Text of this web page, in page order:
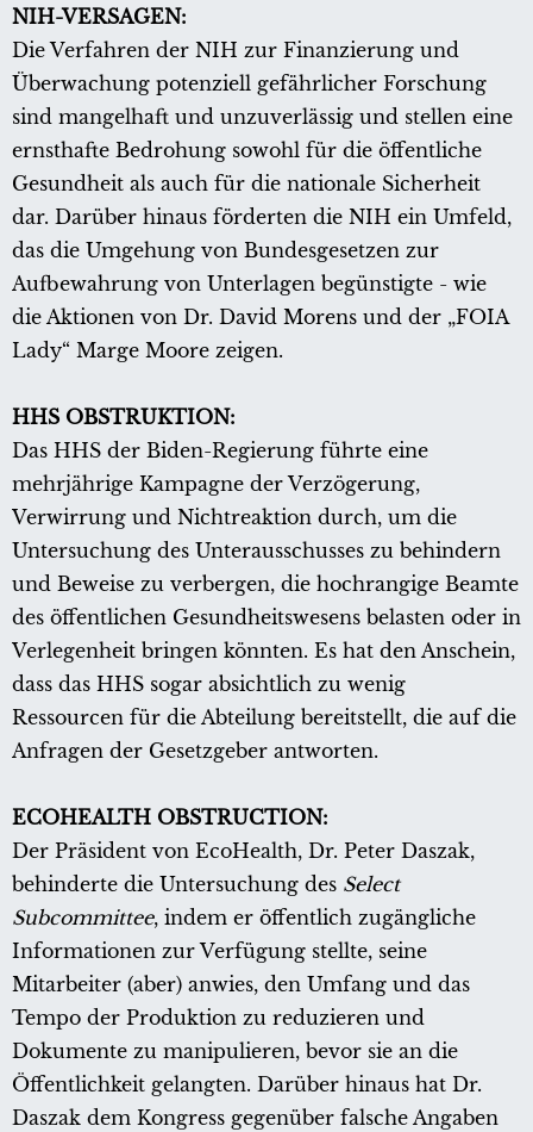
NIH-VERSAGEN:
Die Verfahren der NIH zur Finanzierung und
Überwachung potenziell gefährlicher Forschung
sind mangelhaft und unzuverlässig und stellen eine
ernsthafte Bedrohung sowohl für die öffentliche
Gesundheit als auch für die nationale Sicherheit
dar. Darüber hinaus förderten die NIH ein Umfeld,
das die Umgehung von Bundesgesetzen zur
Aufbewahrung von Unterlagen begünstigte - wie
die Aktionen von Dr. David Morens und der „FOIA
Lady“ Marge Moore zeigen.
HHS OBSTRUKTION:
Das HHS der Biden-Regierung führte eine
mehrjährige Kampagne der Verzögerung,
Verwirrung und Nichtreaktion durch, um die
Untersuchung des Unterausschusses zu behindern
und Beweise zu verbergen, die hochrangige Beamte
des öffentlichen Gesundheitswesens belasten oder in
Verlegenheit bringen könnten. Es hat den Anschein,
dass das HHS sogar absichtlich zu wenig
Ressourcen für die Abteilung bereitstellt, die auf die
Anfragen der Gesetzgeber antworten.
ECOHEALTH OBSTRUCTION:
Der Präsident von EcoHealth, Dr. Peter Daszak,
behinderte die Untersuchung des Select
Subcommittee, indem er öffentlich zugängliche
Informationen zur Verfügung stellte, seine
Mitarbeiter (aber) anwies, den Umfang und das
Tempo der Produktion zu reduzieren und
Dokumente zu manipulieren, bevor sie an die
Öffentlichkeit gelangten. Darüber hinaus hat Dr.
Daszak dem Kongress gegenüber falsche Angaben